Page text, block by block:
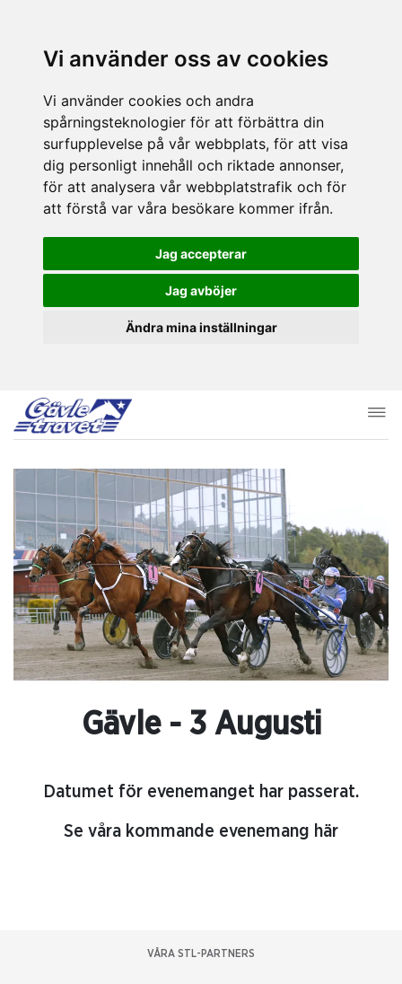
Vi använder oss av cookies
Vi använder cookies och andra
spårningsteknologier för att förbättra din
surfupplevelse på vår webbplats, för att visa
dig personligt innehåll och riktade annonser,
för att analysera vår webbplatstrafik och för
att förstå var våra besökare kommer ifrån.
Jag accepterar
Jag avböjer
Ändra mina inställningar
Gävle - 3 Augusti
Datumet för evenemanget har passerat.
Se våra kommande evenemang här
VÅRA STL-PARTNERS